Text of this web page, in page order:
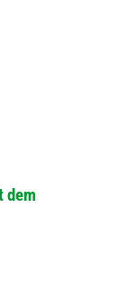
dem